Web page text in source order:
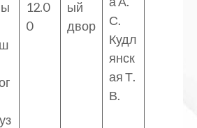
С.
Кудл
янск
ая Т.
В.
12.0
0
ый
двор